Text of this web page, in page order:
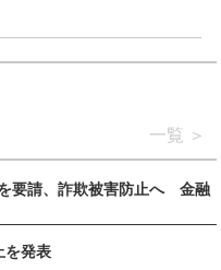
一覧
要請、詐欺被害防止へ 金融
を発表